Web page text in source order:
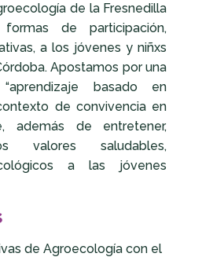
de la Fresnedilla
de participación,
a los jóvenes y niñxs
Apostamos por una
basado en
de convivencia en
además de entretener,
valores saludables,
a las jóvenes
de Agroecología con el